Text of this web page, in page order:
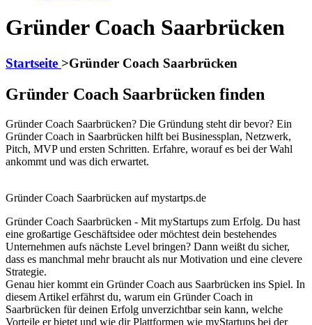
Gründer Coach Saarbrücken
Startseite >Gründer Coach Saarbrücken
Gründer Coach Saarbrücken finden
Gründer Coach Saarbrücken? Die Gründung steht dir bevor? Ein
Gründer Coach in Saarbrücken hilft bei Businessplan, Netzwerk,
Pitch, MVP und ersten Schritten. Erfahre, worauf es bei der Wahl
ankommt und was dich erwartet.
Gründer Coach Saarbrücken auf mystartps.de
Gründer Coach Saarbrücken - Mit myStartups zum Erfolg. Du hast
eine großartige Geschäftsidee oder möchtest dein bestehendes
Unternehmen aufs nächste Level bringen? Dann weißt du sicher,
dass es manchmal mehr braucht als nur Motivation und eine clevere
Strategie.
Genau hier kommt ein Gründer Coach aus Saarbrücken ins Spiel. In
diesem Artikel erfährst du, warum ein Gründer Coach in
Saarbrücken für deinen Erfolg unverzichtbar sein kann, welche
Vorteile er bietet und wie dir Plattformen wie myStartups bei der